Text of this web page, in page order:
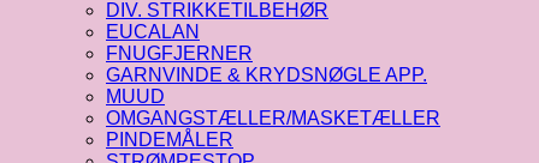
DIV. STRIKKETILBEHØR
EUCALAN
FNUGFJERNER
GARNVINDE & KRYDSNØGLE APP.
MUUD
OMGANGSTÆLLER/MASKETÆLLER
PINDEMÅLER